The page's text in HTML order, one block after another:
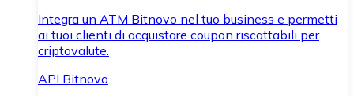
Integra un ATM Bitnovo nel tuo business e permetti
ai tuoi clienti di acquistare coupon riscattabili per
criptovalute.
API Bitnovo